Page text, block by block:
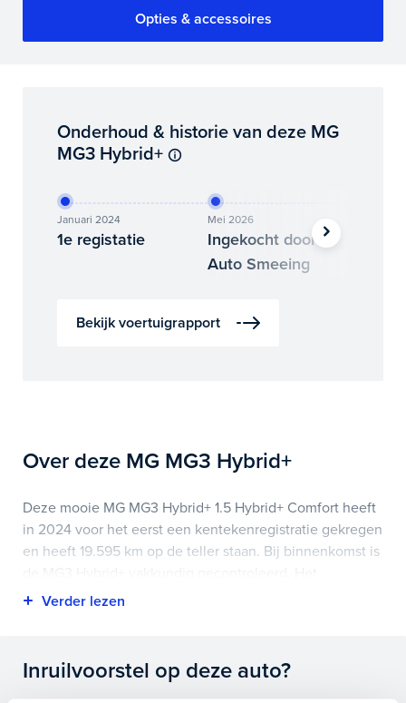
Opties & accessoires
Onderhoud & historie van deze MG
MG3 Hybrid+
Januari 2024
1e registatie
Mei 2026
Ingekocht door
Auto Smeeing
Bekijk voertuigrapport
Over deze MG MG3 Hybrid+
Deze mooie MG MG3 Hybrid+ 1.5 Hybrid+ Comfort heeft
in 2024 voor het eerst een kentekenregistratie gekregen
en heeft 19.595 km op de teller staan. Bij binnenkomst is
voertuigrapport is op deze pagina bij onderhoud en
Highlights van deze MG zijn onder andere
achteruitrijcamera, airco (automatisch), apple
Inruilvoorstel op deze auto?